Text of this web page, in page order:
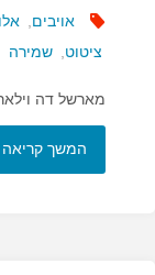
אויבים
ציטוט
שמירה
מארשל דה
המשך קריאה